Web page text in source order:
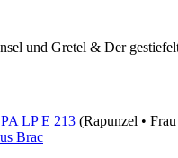
und Gretel & Der
LP E 213 (Rapunzel •
Brac